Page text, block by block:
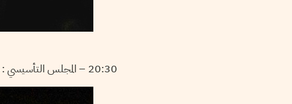
20:30 – المجلس التأسيسي :